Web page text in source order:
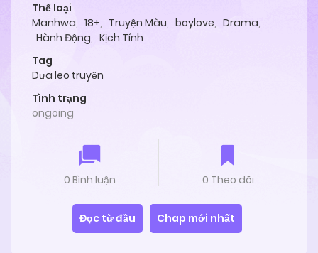
Thể loại
Manhwa, 18+, Truyện Màu, boylove, Drama,
Hành Động, Kịch Tính
Tag
Dưa leo truyện
Tình trạng
ongoing
0 Bình luận 0 Theo dõi
Đọc từ đầu Chap mới nhất